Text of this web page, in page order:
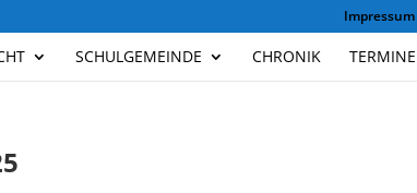
Impressum
SCHULGEMEINDE CHRONIK TERMINE